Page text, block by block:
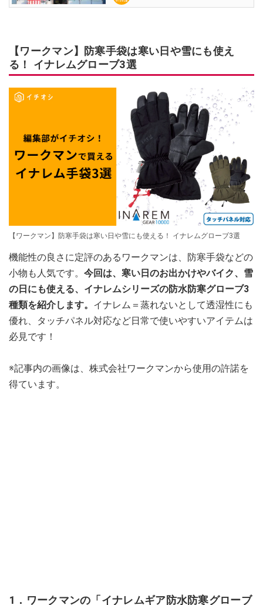
【ワークマン】防寒手袋は寒い日や雪にも使え
る！ イナレムグローブ3選
【ワークマン】防寒手袋は寒い日や雪にも使える！ イナレムグローブ3選
機能性の良さに定評のあるワークマンは、防寒手袋などの
小物も人気です。 今回は、寒い日のお出かけやバイク、雪
の日にも使える、イナレムシリーズの防水防寒グローブ3
種類を紹介します。 イナレム＝蒸れないとして透湿性にも
優れ、タッチパネル対応など日常で使いやすいアイテムは
必見です！
※記事内の画像は、株式会社ワークマンから使用の許諾を
得ています。
1．ワークマンの「イナレムギア防水防寒グローブ